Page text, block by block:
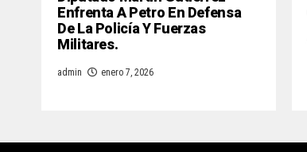
Enfrenta A Petro En Defensa
De La Policía Y Fuerzas
Militares.
admin enero 7, 2026